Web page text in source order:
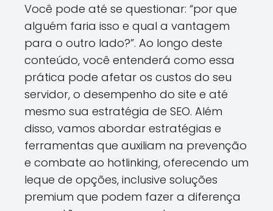
Você pode até se questionar: “por que
alguém faria isso e qual a vantagem
para o outro lado?”. Ao longo deste
conteúdo, você entenderá como essa
prática pode afetar os custos do seu
servidor, o desempenho do site e até
mesmo sua estratégia de SEO. Além
disso, vamos abordar estratégias e
ferramentas que auxiliam na prevenção
e combate ao hotlinking, oferecendo um
leque de opções, inclusive soluções
premium que podem fazer a diferença